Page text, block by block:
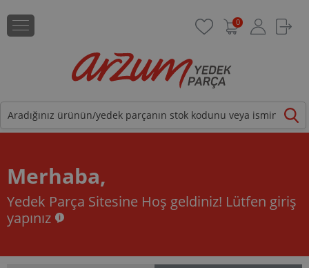
0
Merhaba,
Yedek Parça Sitesine Hoş geldiniz! Lütfen giriş
yapınız